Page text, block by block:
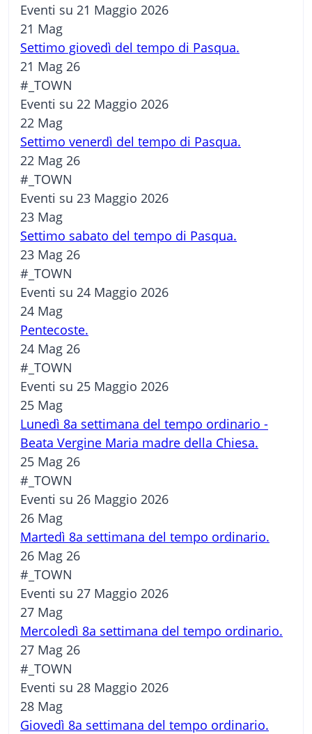
Eventi su 21 Maggio 2026
21 Mag
Settimo giovedì del tempo di Pasqua.
21 Mag 26
#_TOWN
Eventi su 22 Maggio 2026
22 Mag
Settimo venerdì del tempo di Pasqua.
22 Mag 26
#_TOWN
Eventi su 23 Maggio 2026
23 Mag
Settimo sabato del tempo di Pasqua.
23 Mag 26
#_TOWN
Eventi su 24 Maggio 2026
24 Mag
Pentecoste.
24 Mag 26
#_TOWN
Eventi su 25 Maggio 2026
25 Mag
Lunedì 8a settimana del tempo ordinario -
Beata Vergine Maria madre della Chiesa.
25 Mag 26
#_TOWN
Eventi su 26 Maggio 2026
26 Mag
Martedì 8a settimana del tempo ordinario.
26 Mag 26
#_TOWN
Eventi su 27 Maggio 2026
27 Mag
Mercoledì 8a settimana del tempo ordinario.
27 Mag 26
#_TOWN
Eventi su 28 Maggio 2026
28 Mag
Giovedì 8a settimana del tempo ordinario.